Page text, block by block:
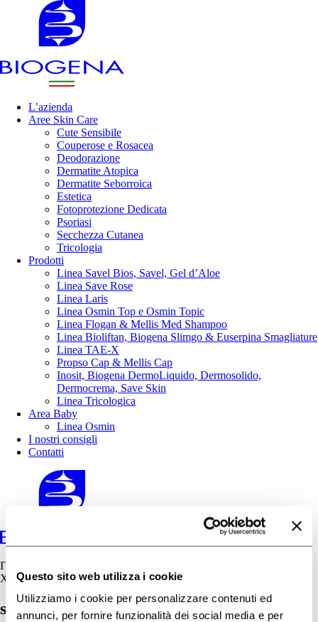
Questo sito web utilizza i cookie
Utilizziamo i cookie per personalizzare contenuti ed
annunci, per fornire funzionalità dei social media e per
L’azienda
Aree Skin Care
Cute Sensibile
Couperose e Rosacea
Deodorazione
Dermatite Atopica
Dermatite Seborroica
Estetica
Fotoprotezione Dedicata
Psoriasi
Secchezza Cutanea
Tricologia
Prodotti
Linea Savel Bios, Savel, Gel d’Aloe
Linea Save Rose
Linea Laris
Linea Osmin Top e Osmin Topic
Linea Flogan & Mellis Med Shampoo
Linea Bioliftan, Biogena Slimgo & Euserpina Smagliature
Linea TAE-X
Propso Cap & Mellis Cap
Inosit, Biogena DermoLiquido, Dermosolido,
Dermocrema, Save Skin
Linea Tricologica
Area Baby
Linea Osmin
I nostri consigli
Contatti
IT
X
seborroica